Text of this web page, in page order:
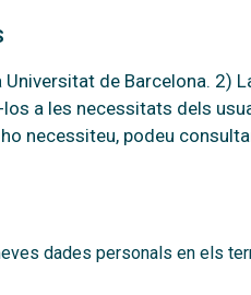
de Barcelona. 2)
a les necessitats dels
necessiteu, podeu
dades personals en els